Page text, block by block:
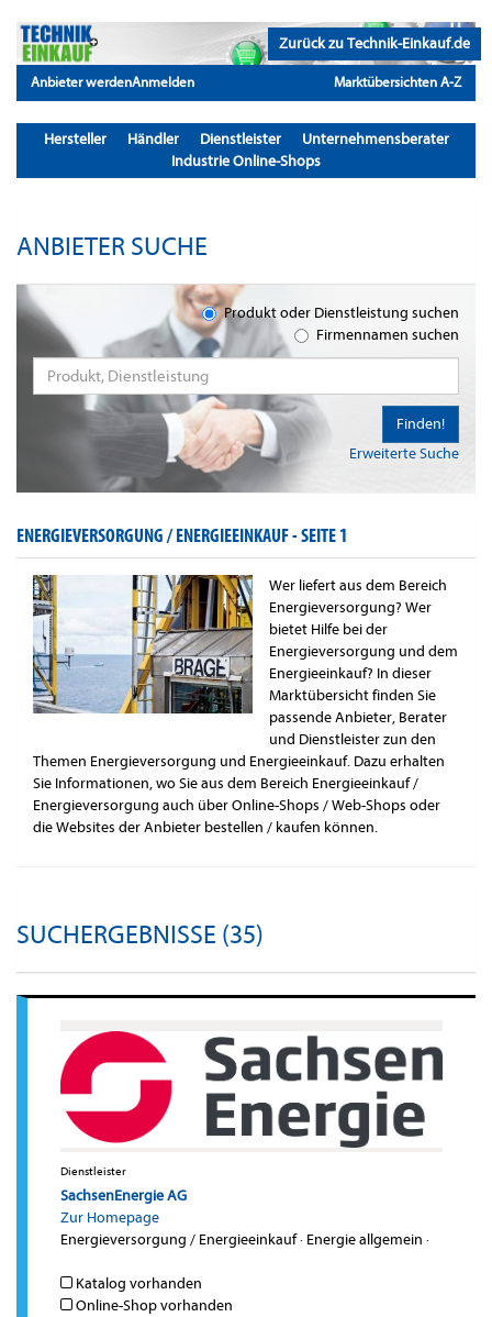
Zurück zu Technik-Einkauf.de
Anbieter werdenAnmelden Marktübersichten A-Z
Hersteller Händler Dienstleister
Unternehmensberater
Industrie Online-Shops
ANBIETER SUCHE
Produkt oder Dienstleistung suchen
Firmennamen suchen
Erweiterte Suche
Finden!
ENERGIEVERSORGUNG / ENERGIEEINKAUF -SEITE 1
Wer liefert aus dem Bereich
Energieversorgung? Wer
bietet Hilfe bei der
Energieversorgung und dem
Energieeinkauf? In dieser
Marktübersicht finden Sie
passende Anbieter, Berater
und Dienstleister zun den
Themen Energieversorgung und Energieeinkauf. Dazu erhalten
Sie Informationen, wo Sie aus dem Bereich Energieeinkauf /
Energieversorgung auch über Online-Shops / Web-Shops oder
die Websites der Anbieter bestellen / kaufen können.
SUCHERGEBNISSE (35)
Dienstleister
SachsenEnergie AG
Zur Homepage
Energieversorgung / Energieeinkauf· Energie allgemein ·
Katalog vorhanden
Online-Shop vorhanden